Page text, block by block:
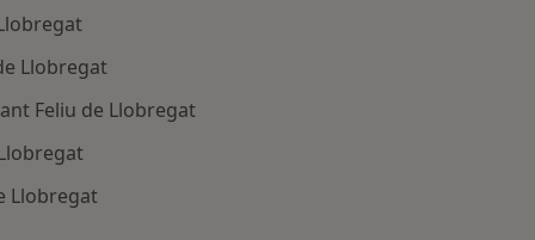
Llobregat
Feliu de Llobregat
Llobregat